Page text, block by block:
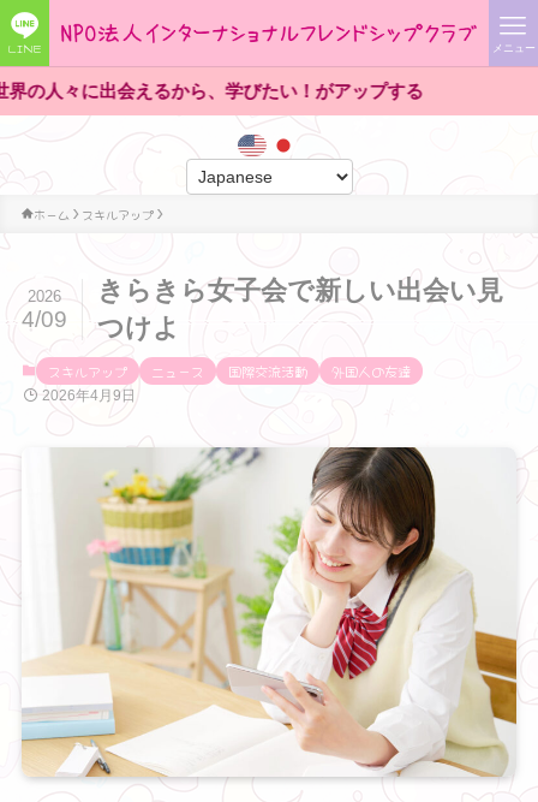
LINE メニュー
出会えるから、学びたい！がアップする
ホーム スキルアップ
きらきら女子会で新しい出会い見
つけよ
2026
4/09
スキルアップ ニュース 国際交流活動 外国人の友達
2026年4月9日